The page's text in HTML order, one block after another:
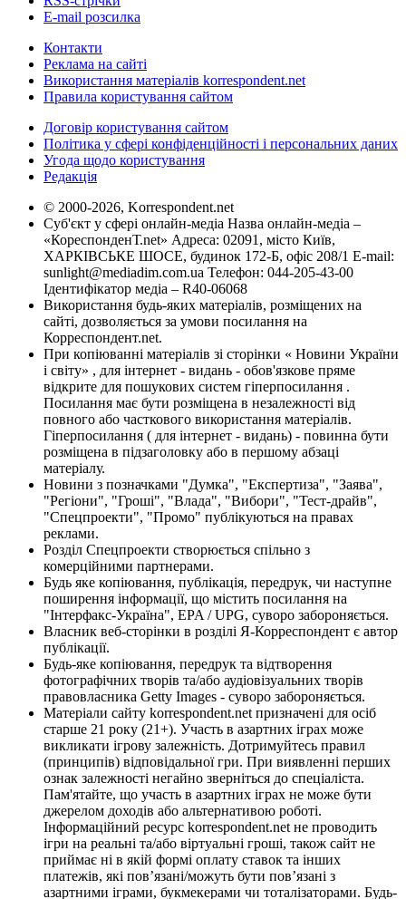
E-mail розсилка
Контакти
Реклама на сайті
Використання матеріалів korrespondent.net
Правила користування сайтом
Договір користування сайтом
Політика у сфері конфіденційності і персональних даних
Угода щодо користування
Редакція
© 2000-2026, Korrespondent.net
Суб'єкт у сфері онлайн-медіа Назва онлайн-медіа –
«КореспонденТ.net» Адреса: 02091, місто Київ,
ХАРКІВСЬКЕ ШОСЕ, будинок 172-Б, офіс 208/1 E-mail:
sunlight@mediadim.com.ua Телефон: 044-205-43-00
Ідентифікатор медіа – R40-06068
Використання будь-яких матеріалів, розміщених на
сайті, дозволяється за умови посилання на
Корреспондент.net.
При копіюванні матеріалів зі сторінки « Новини України
і світу» , для інтернет - видань - обов'язкове пряме
відкрите для пошукових систем гіперпосилання .
Посилання має бути розміщена в незалежності від
повного або часткового використання матеріалів.
Гіперпосилання ( для інтернет - видань) - повинна бути
розміщена в підзаголовку або в першому абзаці
матеріалу.
Новини з позначками "Думка", "Експертиза", "Заява",
"Регіони", "Гроші", "Влада", "Вибори", "Тест-драйв",
"Спецпроекти", "Промо" публікуються на правах
реклами.
Розділ Спецпроекти створюється спільно з
комерційними партнерами.
Будь яке копіювання, публікація, передрук, чи наступне
поширення інформації, що містить посилання на
"Інтерфакс-Україна", EPA / UPG, суворо забороняється.
Власник веб-сторінки в розділі Я-Корреспондент є автор
публікації.
Будь-яке копіювання, передрук та відтворення
фотографічних творів та/або аудіовізуальних творів
правовласника Getty Images - суворо забороняється.
Матеріали сайту korrespondent.net призначені для осіб
старше 21 року (21+). Участь в азартних іграх може
викликати ігрову залежність. Дотримуйтесь правил
(принципів) відповідальної гри. При виявленні перших
ознак залежності негайно зверніться до спеціаліста.
Пам'ятайте, що участь в азартних іграх не може бути
джерелом доходів або альтернативою роботі.
Інформаційний ресурс korrespondent.net не проводить
ігри на реальні та/або віртуальні гроші, також сайт не
приймає ні в якій формі оплату ставок та інших
платежів, які пов’язані/можуть бути пов’язані з
азартними іграми, букмекерами чи тоталізаторами. Будь-